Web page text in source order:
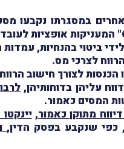
קונטירה ואחרים
בהנחיות, עמדות
לצרכי מס.
לצורך חישוב
עליהן בדוחותיהן,
המסים כאמור.
מתוקן כאמור,
, כפי שנקבע בפסק הדין,